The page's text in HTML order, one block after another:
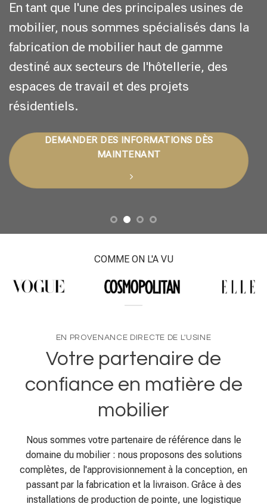
collections de mobilier bien pensées, alliant
confort et fonctionnalité.
DEMANDER DES INFORMATIONS DÈS
Découvrez nos meubles par pièce
EN PROVENANCE DIRECTE DE L'USINE
Votre partenaire de
confiance en matière de
mobilier
Nous sommes votre partenaire de référence dans le
domaine du mobilier : nous proposons des solutions
passant par la fabrication et la livraison. Grâce à des
installations de production de pointe, une logistique
efficace et une équipe interne qualifiée, nous donnons vie à
vos idées avec précision, flexibilité et à grande échelle.